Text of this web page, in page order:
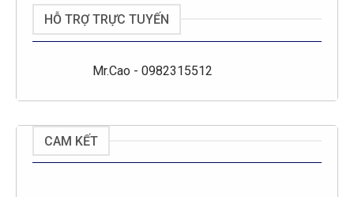
HỖ TRỢ TRỰC TUYẾN
Mr.Cao - 0982315512
CAM KẾT